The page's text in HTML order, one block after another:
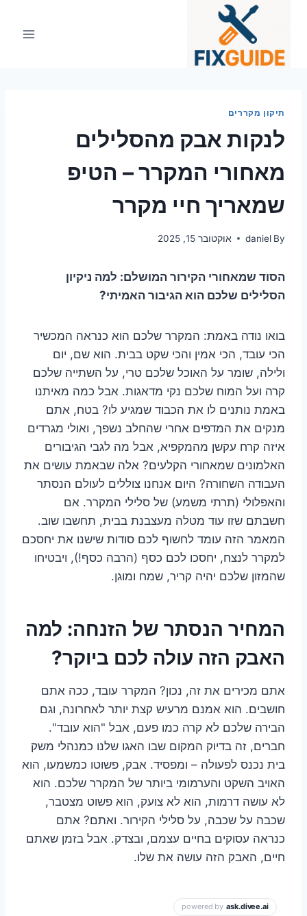
תיקון מקררים
לנקות אבק מהסלילים
מאחורי המקרר – הטיפ
שמאריך חיי מקרר
By
daniel אוקטובר 15, 2025
הסוד שמאחורי הקירור המושלם: למה ניקיון
הסלילים שלכם הוא הגיבור האמיתי?
בואו נודה באמת: המקרר שלכם הוא כנראה המכשיר
הכי עובד, הכי אמין והכי שקט בבית. הוא שם, יום
ולילה, שומר על האוכל שלכם טרי, על השתייה שלכם
קרה ועל המוח שלכם נקי מדאגות. אבל כמה מאיתנו
באמת נותנים לו את הכבוד שמגיע לו? בטח, אתם
מנקים את המדפים אחרי שהחלב נשפך, ואולי מגרדים
איזה קרח עקשן מהמקפיא, אבל מה לגבי הגיבורים
האלמונים שמאחורי הקלעים? אלה שבאמת עושים את
העבודה השחורה? היום אנחנו צוללים לעולם הנסתר
והאפלולי (תרתי משמע) של סלילי המקרר. אם
חשבתם שזו עוד מטלה מעצבנת בבית, תחשבו שוב.
המאמר הזה עומד לחשוף לכם סודות שישנו את יחסכם
למקרר לנצח, יחסכו לכם כסף (הרבה כסף!), ויבטיחו
שהמזון שלכם יהיה קריר, שמח ומוגן.
המחיר הנסתר של הזנחה: למה
האבק הזה עולה לכם ביוקר?
אתם מכירים את זה, נכון? המקרר עובד, ככה אתם
חושבים. הוא אמנם מרעיש קצת יותר לאחרונה, וגם
הבירה שלכם לא קרה כמו פעם, אבל "הוא עובד".
חברים, זה בדיוק המקום שבו האגו שלנו כמנהלי משק
בית נכנס לפעולה – ומפסיד. אבק, פשוטו כמשמעו, הוא
האויב השקט והערמומי ביותר של המקרר שלכם. הוא
לא עושה דרמות, הוא לא צועק, הוא פשוט מצטבר,
שכבה על שכבה, על סלילי הקירור. ואתם? אתם
כנראה עסוקים בחיים עצמם, ובצדק. אבל בזמן שאתם
חיים, האבק הזה עושה את שלו.